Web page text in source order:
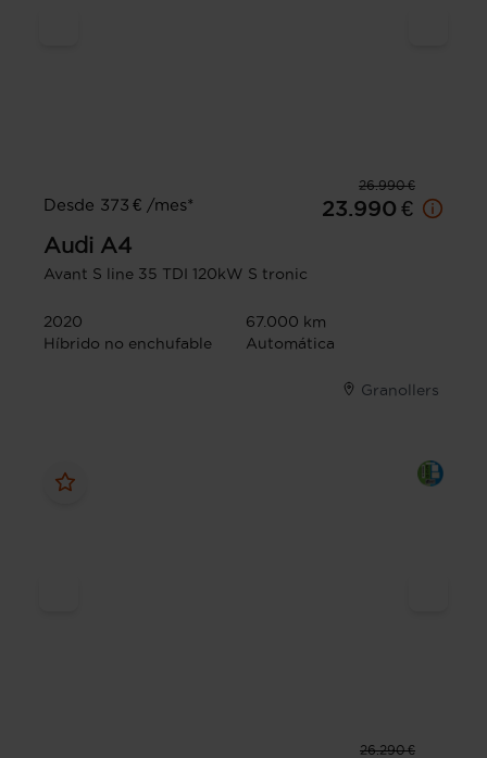
26.990 €
Desde 373 € /mes*
23.990 €
Audi A4
Avant S line 35 TDI 120kW S tronic
2020
67.000 km
Híbrido no enchufable
Automática
Granollers
26.290 €